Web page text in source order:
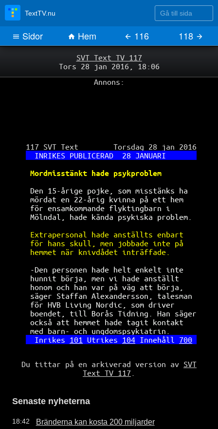
SVT Text TV 117
Tors 28 jan 2016, 18:06
Annons:
117 SVT Text        Torsdag 28 jan 2016
INRIKES PUBLICERAD  28 JANUARI
Mordmisstänkt hade psykproblem
Den 15-årige pojke, som misstänks ha
mördat en 22-årig kvinna på ett hem
för ensamkommande flyktingbarn i
Mölndal, hade kända psykiska problem.
Extrapersonal hade anställts enbart
för hans skull, men jobbade inte på
hemmet när knivdådet inträffade.
-Den personen hade helt enkelt inte
hunnit börja, men vi hade anställt
honom och han var på väg att börja,
säger Staffan Alexandersson, talesman
för HVB Living Nordic, som driver
boendet, till Borås Tidning. Han säger
också att hemmet hade tagit kontakt
med barn- och ungdomspsykiatrin.
Inrikes 101 Utrikes 104 Innehåll 700
Du tittar på en arkiverad version av SVT
Text TV 117
Senaste nyheterna
18:42 Bränderna kan kosta 200 miljarder
TextTV.nu Gå till sida
Sidor Hem 116 118